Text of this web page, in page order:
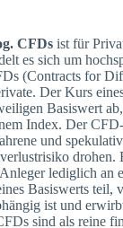
CFDs ist für
es sich um
(Contracts for
Der Kurs
Basiswert
Index. Der
und
drohen.
lediglich an
Basiswerts teil,
ist und
sind als reine